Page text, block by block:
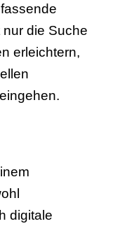
die Suche
erleichtern,
digitale